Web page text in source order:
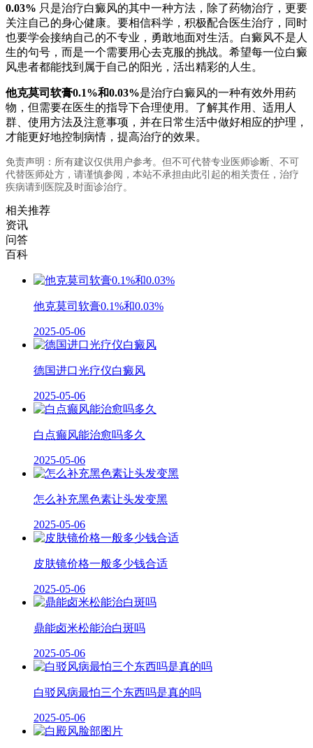
0.03% 只是治疗白癜风的其中一种方法，除了药物治疗，更要
关注自己的身心健康。要相信科学，积极配合医生治疗，同时
也要学会接纳自己的不专业，勇敢地面对生活。白癜风不是人
生的句号，而是一个需要用心去克服的挑战。希望每一位白癜
风患者都能找到属于自己的阳光，活出精彩的人生。
他克莫司软膏0.1%和0.03%是治疗白癜风的一种有效外用药
物，但需要在医生的指导下合理使用。了解其作用、适用人
群、使用方法及注意事项，并在日常生活中做好相应的护理，
才能更好地控制病情，提高治疗的效果。
免责声明：所有建议仅供用户参考。但不可代替专业医师诊断、不可
代替医师处方，请谨慎参阅，本站不承担由此引起的相关责任，治疗
疾病请到医院及时面诊治疗。
相关推荐
资讯
问答
百科
他克莫司软膏0.1%和0.03%
2025-05-06
德国进口光疗仪白癜风
2025-05-06
白点癫风能治愈吗多久
2025-05-06
怎么补充黑色素让头发变黑
2025-05-06
皮肤镜价格一般多少钱合适
2025-05-06
鼎能卤米松能治白斑吗
2025-05-06
白驳风病最怕三个东西吗是真的吗
2025-05-06